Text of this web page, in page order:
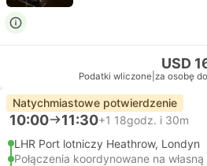
USD
Podatki wliczone za osobę
Natychmiastowe potwierdzenie
10:00 11:30+1 18godz. i 30m
LHR Port lotniczy Heathrow, Londyn
Połączenia koordynowane na